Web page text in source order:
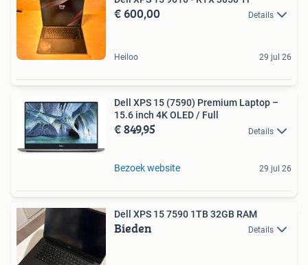
€ 600,00 Details
Heiloo 29 jul 26
Dell XPS 15 (7590) Premium Laptop –
15.6 inch 4K OLED / Full
€ 849,95 Details
Bezoek website 29 jul 26
Dell XPS 15 7590 1TB 32GB RAM
Bieden Details